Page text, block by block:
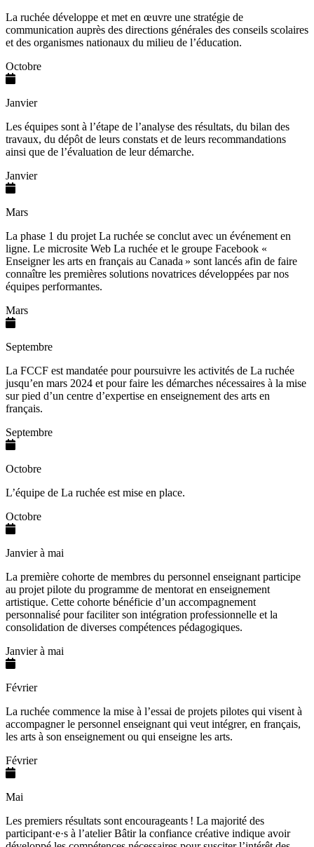
La ruchée développe et met en œuvre une stratégie de
communication auprès des directions générales des conseils scolaires
et des organismes nationaux du milieu de l’éducation.
Octobre
Janvier
Les équipes sont à l’étape de l’analyse des résultats, du bilan des
travaux, du dépôt de leurs constats et de leurs recommandations
ainsi que de l’évaluation de leur démarche.
Janvier
Mars
La phase 1 du projet La ruchée se conclut avec un événement en
ligne. Le microsite Web La ruchée et le groupe Facebook «
Enseigner les arts en français au Canada » sont lancés afin de faire
connaître les premières solutions novatrices développées par nos
équipes performantes.
Mars
Septembre
La FCCF est mandatée pour poursuivre les activités de La ruchée
jusqu’en mars 2024 et pour faire les démarches nécessaires à la mise
sur pied d’un centre d’expertise en enseignement des arts en
français.
Septembre
Octobre
L’équipe de La ruchée est mise en place.
Octobre
Janvier à mai
La première cohorte de membres du personnel enseignant participe
au projet pilote du programme de mentorat en enseignement
artistique. Cette cohorte bénéficie d’un accompagnement
personnalisé pour faciliter son intégration professionnelle et la
consolidation de diverses compétences pédagogiques.
Janvier à mai
Février
La ruchée commence la mise à l’essai de projets pilotes qui visent à
accompagner le personnel enseignant qui veut intégrer, en français,
les arts à son enseignement ou qui enseigne les arts.
Février
Mai
Les premiers résultats sont encourageants ! La majorité des
participant·e·s à l’atelier Bâtir la confiance créative indique avoir